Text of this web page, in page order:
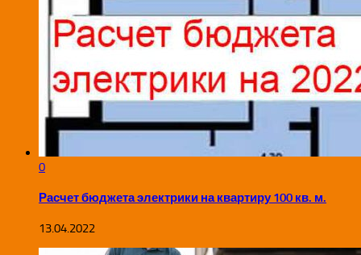
0
Расчет бюджета электрики на квартиру 100 кв. м.
13.04.2022